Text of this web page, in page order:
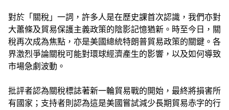
對於「關稅」一詞，許多人是在歷史課首次認識，我們亦對
大蕭條及貿易保護主義政策的陰影記憶猶新。時至今日，關
稅再次成為焦點，亦是美國總統特朗普貿易政策的關鍵。各
界激烈爭論關稅可能對環球經濟產生的影響，以及如何導致
市場急劇波動。
批評者認為關稅標誌著新一輪貿易戰的開始，最終將損害所
有國家；支持者則認為這是美國嘗試減少長期貿易赤字的行